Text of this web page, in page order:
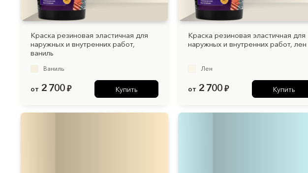
Краска резиновая эластичная для
наружных и внутренних работ,
ваниль
Ваниль
от 2 700 ₽ Купить
Краска резиновая эластичная для
наружных и внутренних работ, лен
Лен
от 2 700 ₽ Купить